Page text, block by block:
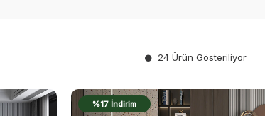
24 Ürün Gösteriliyor
%17 İndirim